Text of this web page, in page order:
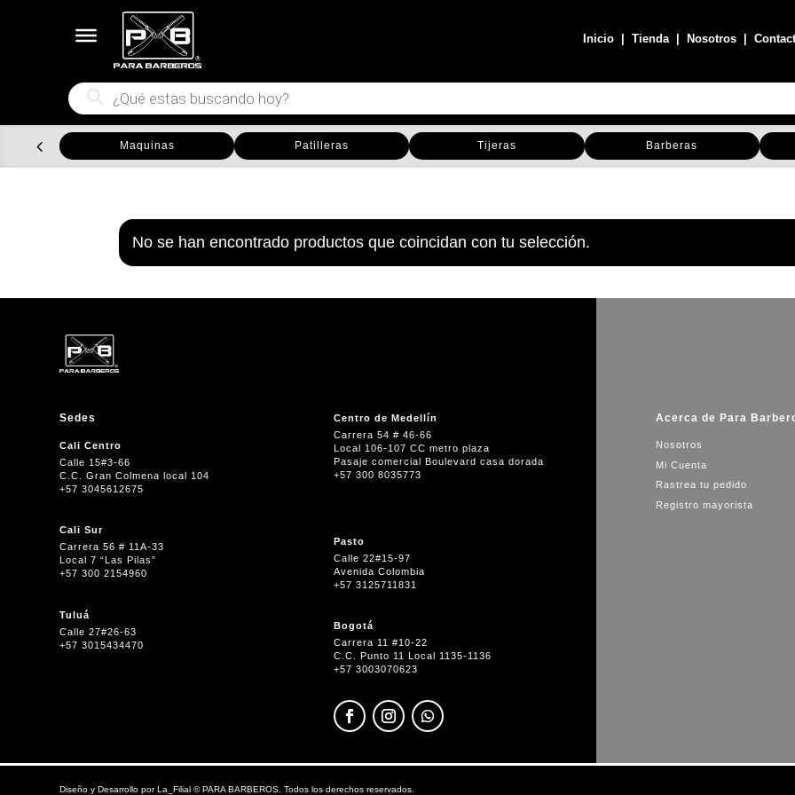
Inicio |Tienda| Nosotros |
Búsqueda
de
productos
Maquinas Patilleras Tijeras Barberas
No se han encontrado productos que coincidan con tu selección.
Sedes
Cali Centro
Calle 15#3-66
C.C. Gran Colmena local 104
+57 3045612675
Cali Sur
Carrera 56 # 11A-33
Local 7 “Las Pilas”
+57 300 2154960
Tuluá
Calle 27#26-63
+57 3015434470
Centro de Medellín
Carrera 54 # 46-66
Local 106-107 CC metro plaza
Pasaje comercial Boulevard casa dorada
+57 300 8035773
Pasto
Calle 22#15-97
Avenida Colombia
+57 3125711831
Bogotá
Carrera 11 #10-22
C.C. Punto 11 Local 1135-1136
+57 3003070623
Acerca de Para
Nosotros
Mi Cuenta
Rastrea tu pedido
Registro mayorista
Diseño y Desarrollo porLa_Filial ©PARA BARBEROS. Todos los derechos reservados.